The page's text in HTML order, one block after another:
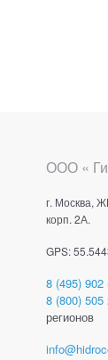
ООО «
г. Москва,
корп. 2А.
GPS:
8 (495) 902
8 (800) 505
регионов